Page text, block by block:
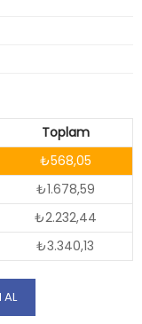
Toplam
₺568,05
₺1.678,59
₺2.232,44
₺3.340,13
AL